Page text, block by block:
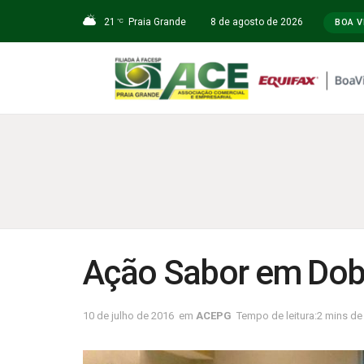
21 °C Praia Grande 8 de agosto de 2026 BOA
Ação Sabor em
10 de julho de 2016 em ACEPG Tempo de leitura:2 mins